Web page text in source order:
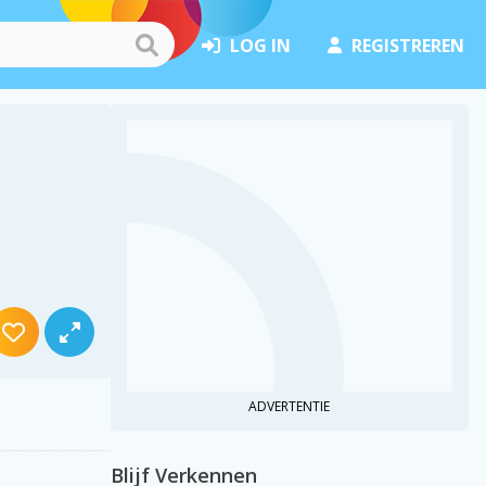
LOG IN REGISTREREN
ADVERTENTIE
Blijf Verkennen